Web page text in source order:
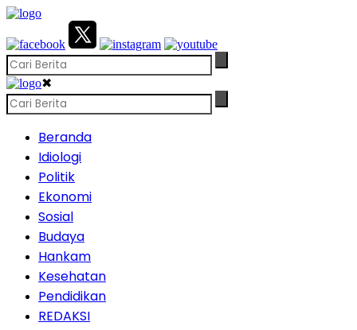
✖
Beranda
Idiologi
Politik
Ekonomi
Sosial
Budaya
Hankam
Kesehatan
Pendidikan
REDAKSI